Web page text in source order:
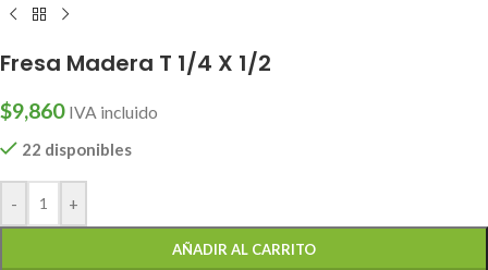
Fresa Madera T 1/4 X 1/2
$9,860 IVA incluido
22 disponibles
- +
AÑADIR AL CARRITO